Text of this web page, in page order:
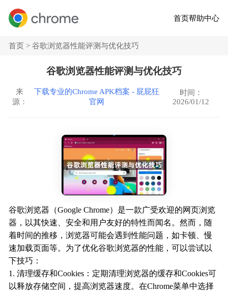
首页帮助中心
首页 >谷歌浏览器性能评测与优化技巧
谷歌浏览器性能评测与优化技巧
来
源：
下载专业的Chrome APK档案 - 屁屁狂
官网
时间：
2026/01/12
谷歌浏览器（Google Chrome）是一款广受欢迎的网页浏览
器，以其快速、安全和用户友好的特性而闻名。然而，随
着时间的推移，浏览器可能会遇到性能问题，如卡顿、慢
速加载页面等。为了优化谷歌浏览器的性能，可以尝试以
下技巧：
1. 清理缓存和Cookies：定期清理浏览器的缓存和Cookies可
以释放存储空间，提高浏览器速度。在Chrome菜单中选择